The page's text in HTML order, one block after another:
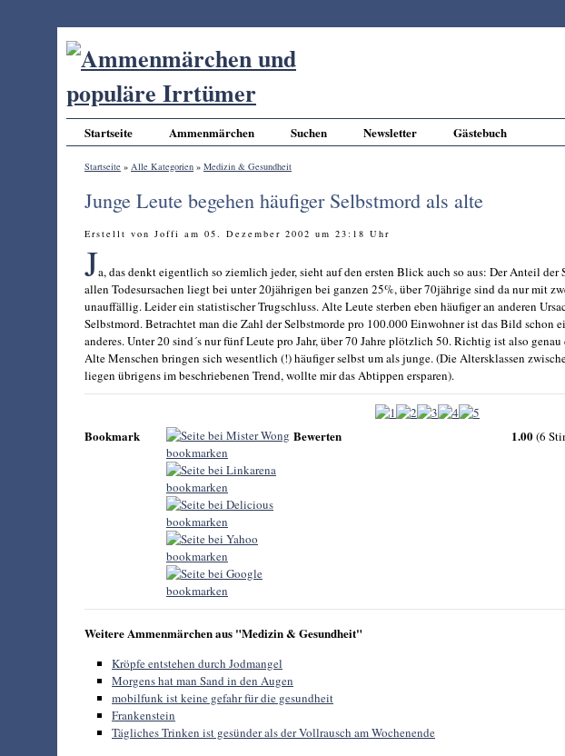
Startseite Ammenmärchen Suchen Newsletter Gästebuch
Startseite » Alle Kategorien » Medizin & Gesundheit
Junge Leute begehen häufiger Selbstmord als alte
Erstellt von Joffi am 05. Dezember 2002 um 23:18 Uhr
Ja, das denkt eigentlich so ziemlich jeder, sieht auf den ersten Blick auch so aus: Der Anteil der
allen Todesursachen liegt bei unter 20jährigen bei ganzen 25%, über 70jährige sind da nur mit
unauffällig. Leider ein statistischer Trugschluss. Alte Leute sterben eben häufiger an anderen
Selbstmord. Betrachtet man die Zahl der Selbstmorde pro 100.000 Einwohner ist das Bild schon
anderes. Unter 20 sind´s nur fünf Leute pro Jahr, über 70 Jahre plötzlich 50. Richtig ist also genau
Alte Menschen bringen sich wesentlich (!) häufiger selbst um als junge. (Die Altersklassen
liegen übrigens im beschriebenen Trend, wollte mir das Abtippen ersparen).
Bookmark Bewerten 1.00(6
Weitere Ammenmärchen aus "Medizin & Gesundheit"
Kröpfe entstehen durch Jodmangel
Morgens hat man Sand in den Augen
mobilfunk ist keine gefahr für die gesundheit
Frankenstein
Tägliches Trinken ist gesünder als der Vollrausch am Wochenende